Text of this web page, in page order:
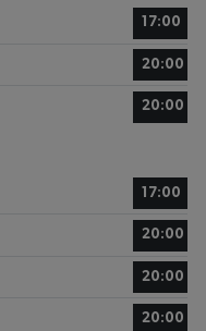
17:00
20:00
20:00
17:00
20:00
20:00
20:00